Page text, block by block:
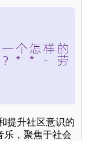
提升社区意识的
乐，聚焦于社会